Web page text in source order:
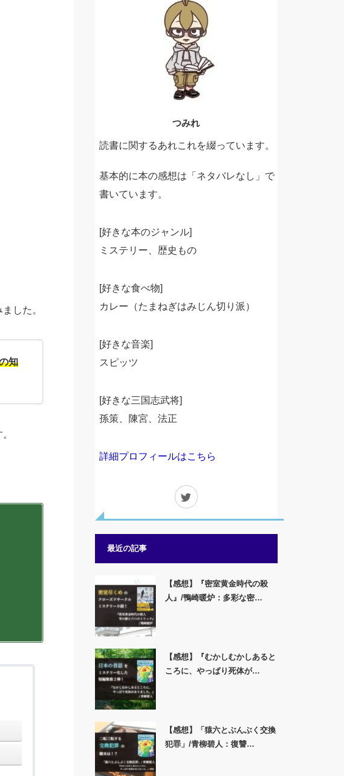
した。
知
つみれ
読書に関するあれこれを綴っています。
基本的に本の感想は「ネタバレなし」で
書いています。
[好きな本のジャンル]
ミステリー、歴史もの
[好きな食べ物]
カレー（たまねぎはみじん切り派）
[好きな音楽]
スピッツ
[好きな三国志武将]
孫策、陳宮、法正
詳細プロフィールはこちら
最近の記事
【感想】『密室黄金時代の殺
人』/鴨崎暖炉：多彩な密…
【感想】『むかしむかしあると
ころに、やっぱり死体が…
【感想】「猿六とぶんぶく交換
犯罪」/青柳碧人：復讐…